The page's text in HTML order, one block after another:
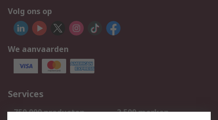
Volg ons op
We aanvaarden
Services
750.000 producten
2.500 merken